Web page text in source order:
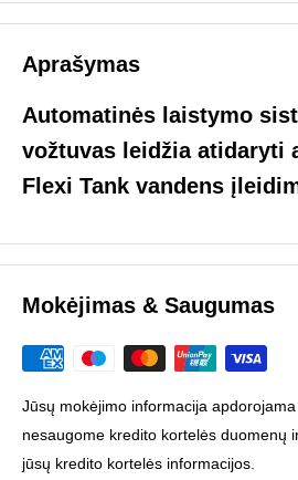
Aprašymas
Automatinės laistymo
vožtuvas leidžia atidaryti
Flexi Tank vandens
Mokėjimas & Saugumas
Jūsų mokėjimo informacija
nesaugome kredito kortelės duomenų
jūsų kredito kortelės informacijos.